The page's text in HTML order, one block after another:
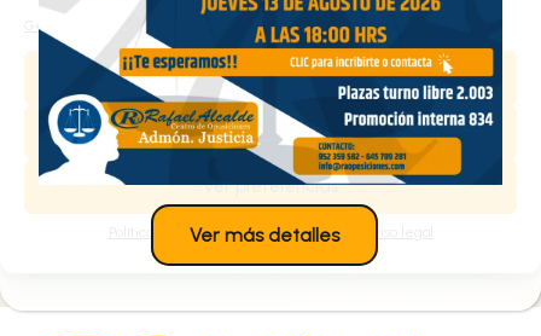
Gestionar los servicios
Aceptar
Denegar
Ver preferencias
Política de cookiesPolítica de privacidad
Haz clic en «Estoy de acuerdo» para activar
Google maps
Política de cookies
Estoy de acuerdo
Ver más detalles